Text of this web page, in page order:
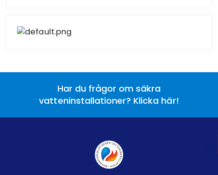
Har du frågor om säkra
vatteninstallationer? Klicka här!